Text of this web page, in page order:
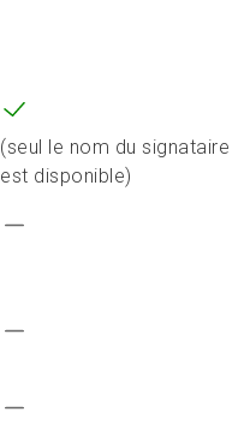
(seul le nom du signataire
est disponible)